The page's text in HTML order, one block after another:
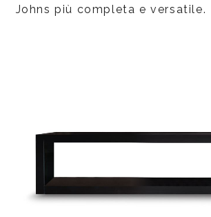
Johns più completa e versatile.